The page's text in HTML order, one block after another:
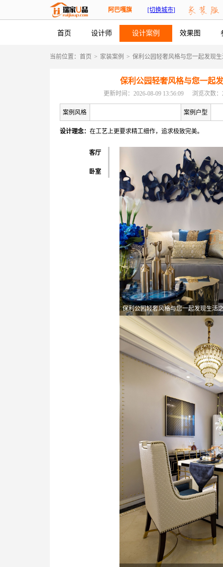
阿巴嘎旗 [切换城市]
首页 设计师 设计案例 效果图
当前位置： 首页 > 家装案例 > 保利公园轻奢风格与您一起发现
保利公园轻奢风格与您一起
更新时间：2026-08-09 13:56:09 浏览次数：
案例风格 案例户型
设计理念： 在工艺上更要求精工细作，追求极致完美。
客厅
卧室
保利公园轻奢风格与您一起发现生活